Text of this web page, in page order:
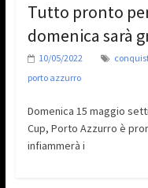
Tutto pronto
domenica sarà
10/05/2022
porto azzurro
Domenica 15 maggio
Cup, Porto Azzurro è
infiammerà i